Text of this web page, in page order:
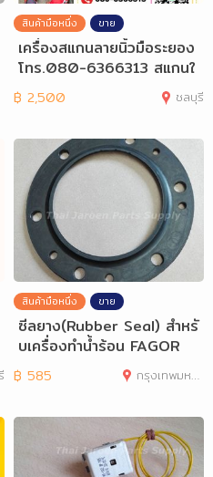
สินค้ามือหนึ่ง ขาย
เครื่องสแกนลายนิ้วมือระยอง
โทร.080-6366313 สแกนใ
บหน้าระยอง
฿ 2,500 ชลบุรี
สินค้ามือหนึ่ง ขาย
ซีลยาง(Rubber Seal) สำหรั
บเครื่องทำน้ำร้อน FAGOR
฿ 585 กรุงเทพมหานคร